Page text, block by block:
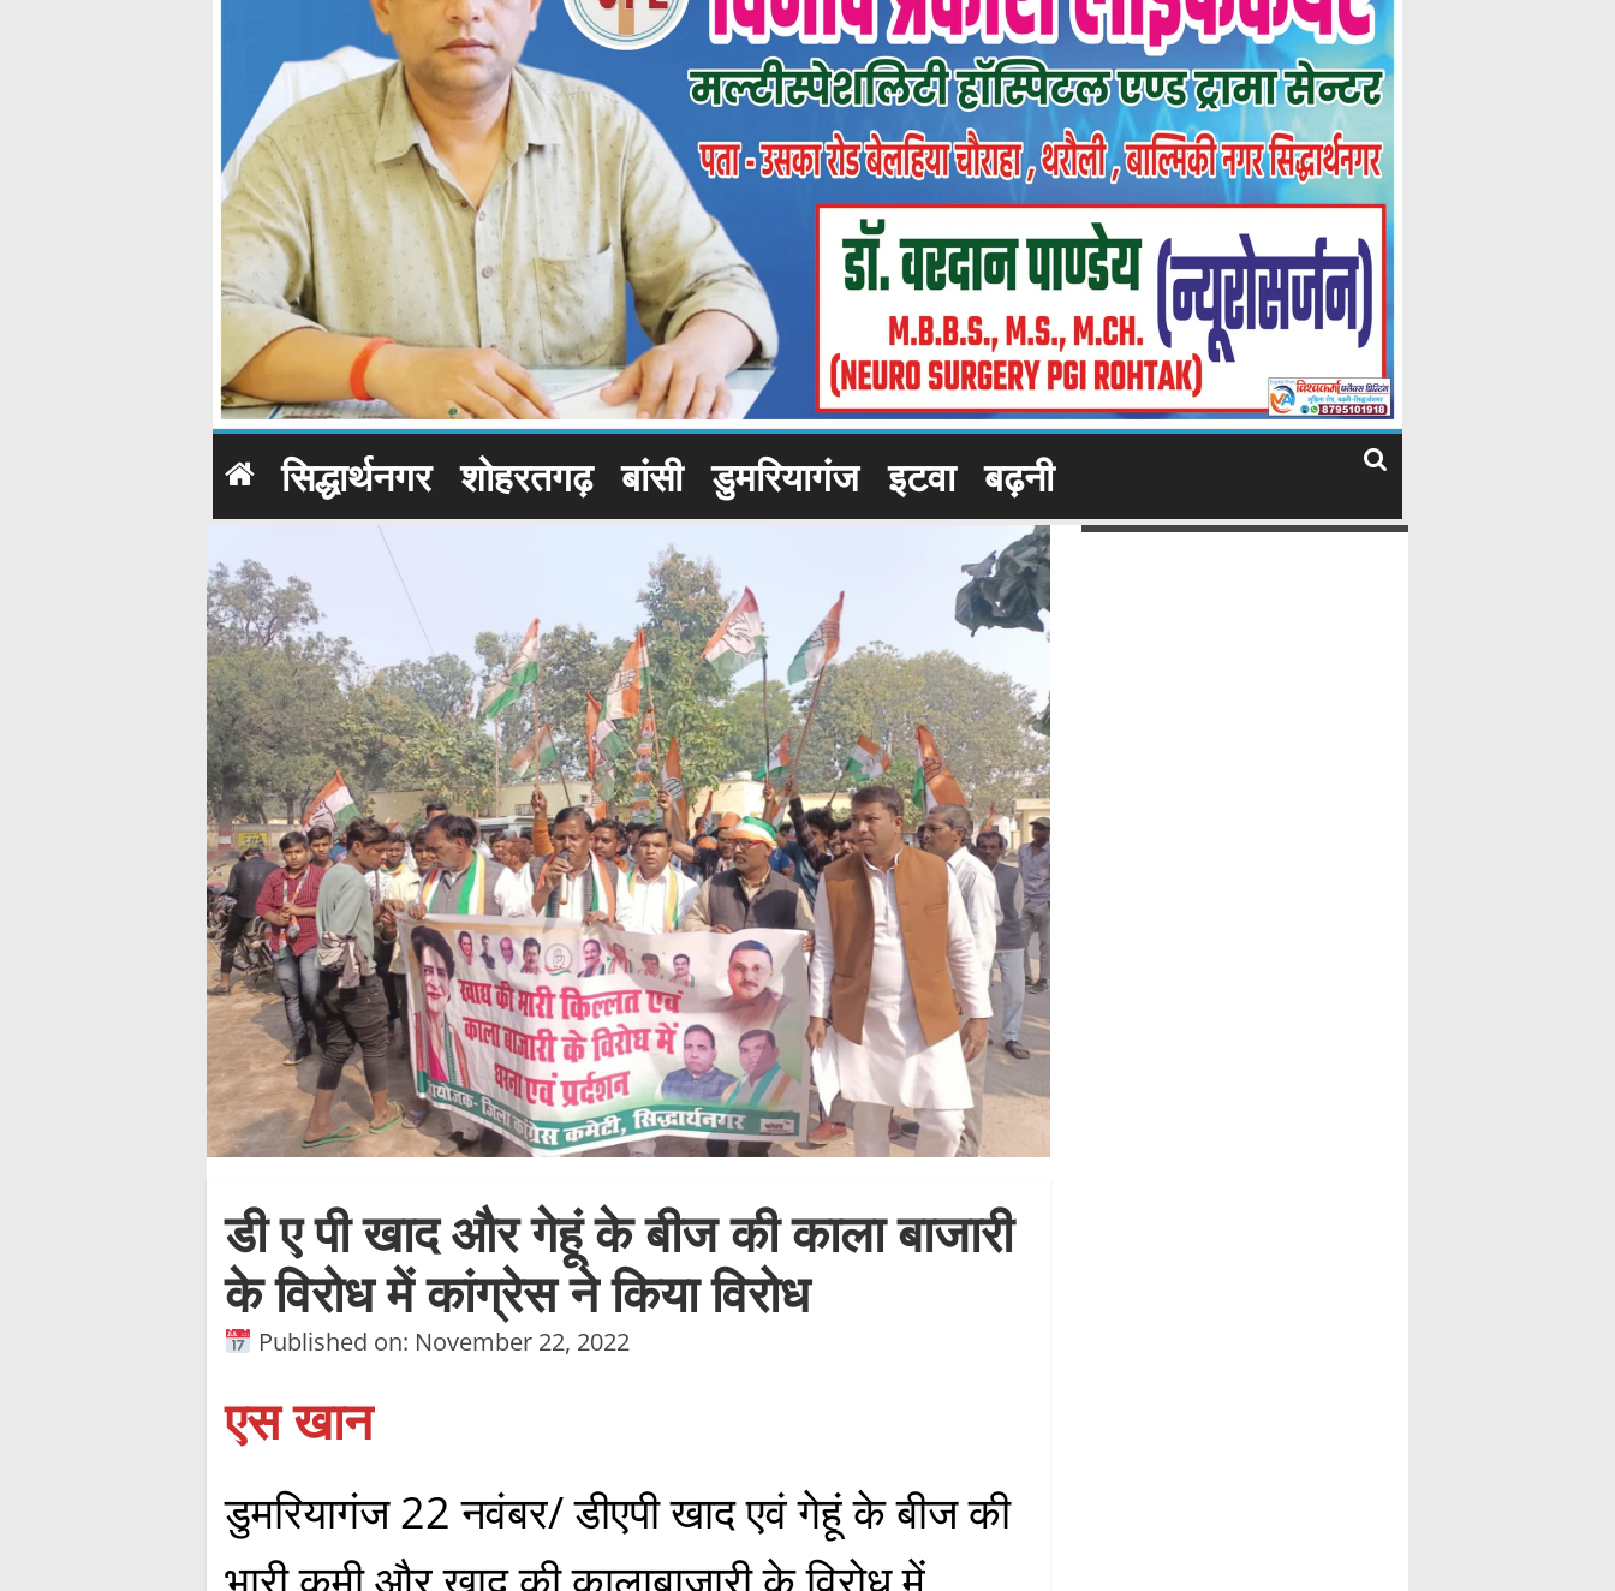
सिद्धार्थनगर शोहरतगढ़ बांसी डुमरियागंज इटवा बढ़नी
डी ए पी खाद और गेहूं के बीज की काला बाजारी
के विरोध में कांग्रेस ने किया विरोध
Published on: November 22, 2022
एस खान
डुमरियागंज 22 नवंबर/ डीएपी खाद एवं गेहूं के बीज की